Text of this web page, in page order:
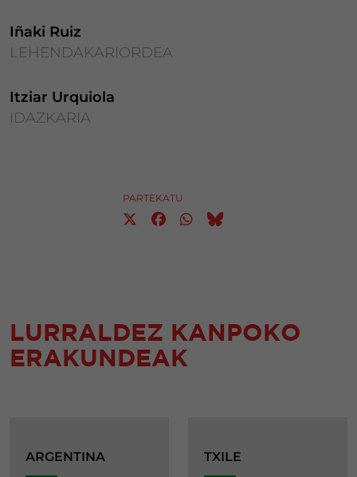
Iñaki Ruiz
LEHENDAKARIORDEA
Itziar Urquiola
IDAZKARIA
PARTEKATU
LURRALDEZ KANPOKO
ERAKUNDEAK
ARGENTINA TXILE